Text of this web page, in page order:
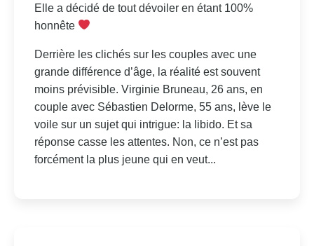
Elle a décidé de tout dévoiler en étant 100%
honnête
Derrière les clichés sur les couples avec une
grande différence d’âge, la réalité est souvent
moins prévisible. Virginie Bruneau, 26 ans, en
couple avec Sébastien Delorme, 55 ans, lève le
voile sur un sujet qui intrigue: la libido. Et sa
réponse casse les attentes. Non, ce n’est pas
forcément la plus jeune qui en veut...